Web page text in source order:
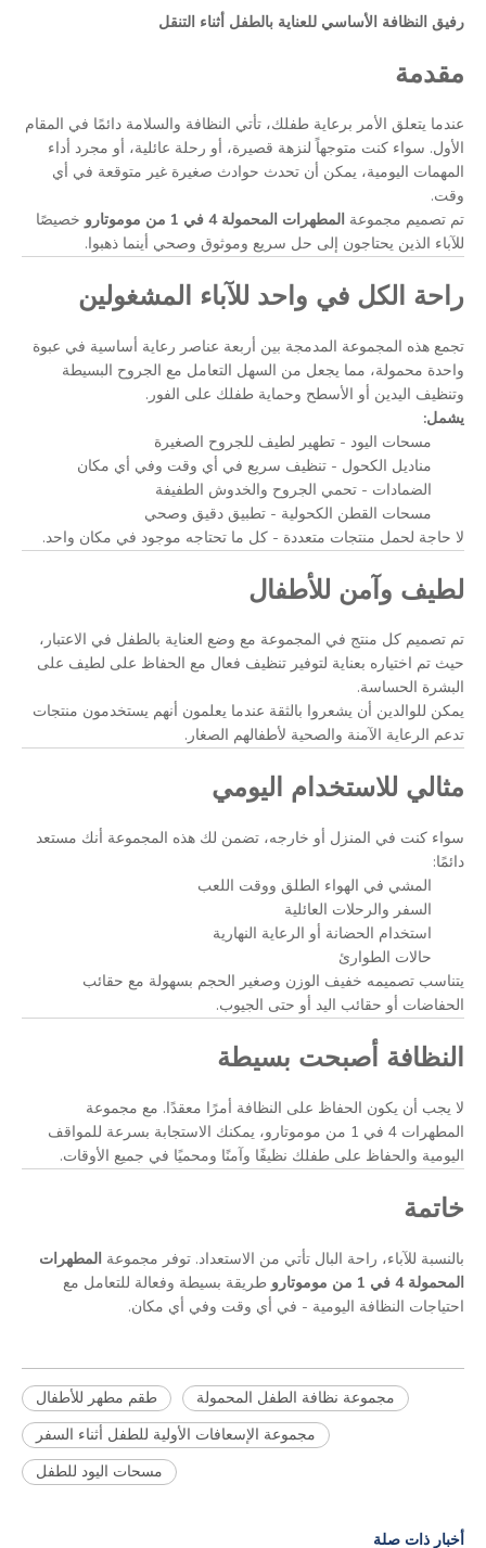
رفيق النظافة الأساسي للعناية بالطفل أثناء التنقل
مقدمة
عندما يتعلق الأمر برعاية طفلك، تأتي النظافة والسلامة دائمًا في المقام
الأول. سواء كنت متوجهاً لنزهة قصيرة، أو رحلة عائلية، أو مجرد أداء
المهمات اليومية، يمكن أن تحدث حوادث صغيرة غير متوقعة في أي
وقت.
تم تصميم مجموعة المطهرات المحمولة 4 في 1 من موموتارو
خصيصًا
للآباء الذين يحتاجون إلى حل سريع وموثوق وصحي أينما ذهبوا.
راحة الكل في واحد للآباء المشغولين
تجمع هذه المجموعة المدمجة بين أربعة عناصر رعاية أساسية في عبوة
واحدة محمولة، مما يجعل من السهل التعامل مع الجروح البسيطة
وتنظيف اليدين أو الأسطح وحماية طفلك على الفور.
يشمل:
مسحات اليود - تطهير لطيف للجروح الصغيرة
مناديل الكحول - تنظيف سريع في أي وقت وفي أي مكان
الضمادات - تحمي الجروح والخدوش الطفيفة
مسحات القطن الكحولية - تطبيق دقيق وصحي
لا حاجة لحمل منتجات متعددة - كل ما تحتاجه موجود في مكان واحد.
لطيف وآمن للأطفال
تم تصميم كل منتج في المجموعة مع وضع العناية بالطفل في الاعتبار،
حيث تم اختياره بعناية لتوفير تنظيف فعال مع الحفاظ على لطيف على
البشرة الحساسة.
يمكن للوالدين أن يشعروا بالثقة عندما يعلمون أنهم يستخدمون منتجات
تدعم الرعاية الآمنة والصحية لأطفالهم الصغار.
مثالي للاستخدام اليومي
سواء كنت في المنزل أو خارجه، تضمن لك هذه المجموعة أنك مستعد
دائمًا:
المشي في الهواء الطلق ووقت اللعب
السفر والرحلات العائلية
استخدام الحضانة أو الرعاية النهارية
حالات الطوارئ
يتناسب تصميمه خفيف الوزن وصغير الحجم بسهولة مع حقائب
الحفاضات أو حقائب اليد أو حتى الجيوب.
النظافة أصبحت بسيطة
لا يجب أن يكون الحفاظ على النظافة أمرًا معقدًا. مع مجموعة
المطهرات 4 في 1 من موموتارو، يمكنك الاستجابة بسرعة للمواقف
اليومية والحفاظ على طفلك نظيفًا وآمنًا ومحميًا في جميع الأوقات.
خاتمة
بالنسبة للآباء، راحة البال تأتي من الاستعداد. توفر مجموعة المطهرات
المحمولة 4 في 1 من موموتارو
طريقة بسيطة وفعالة للتعامل مع
احتياجات النظافة اليومية - في أي وقت وفي أي مكان.
طقم مطهر للأطفال
مجموعة نظافة الطفل المحمولة
مجموعة الإسعافات الأولية للطفل أثناء السفر
مسحات اليود للطفل
أخبار ذات صلة